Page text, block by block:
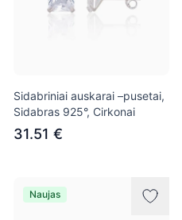
Sidabriniai auskarai –pusetai,
Sidabras 925°, Cirkonai
31.51 €
Naujas